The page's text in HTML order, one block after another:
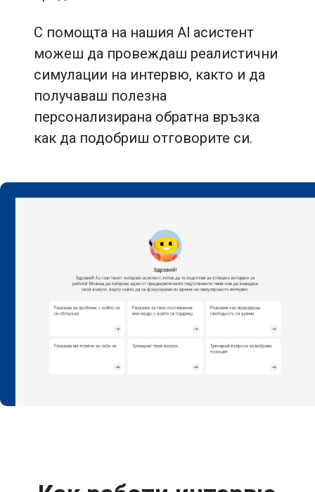
С помощта на нашия Al асистент
можеш да провеждаш реалистични
симулации на интервю, както и да
получаваш полезна
персонализирана обратна връзка
как да подобриш отговорите си.